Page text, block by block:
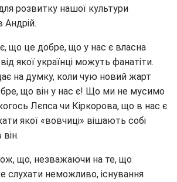
розвитку нашої культури
Андрій.
що це добре, що у нас є власна
якої українці можуть фанатіти.
на думку, коли чую новий жарт
що він у нас є! Що ми не мусимо
Лєпса чи Кіркорова, що в нас є
якої «вовчиці» вішають собі
що, незважаючи на те, що
слухати неможливо, існування